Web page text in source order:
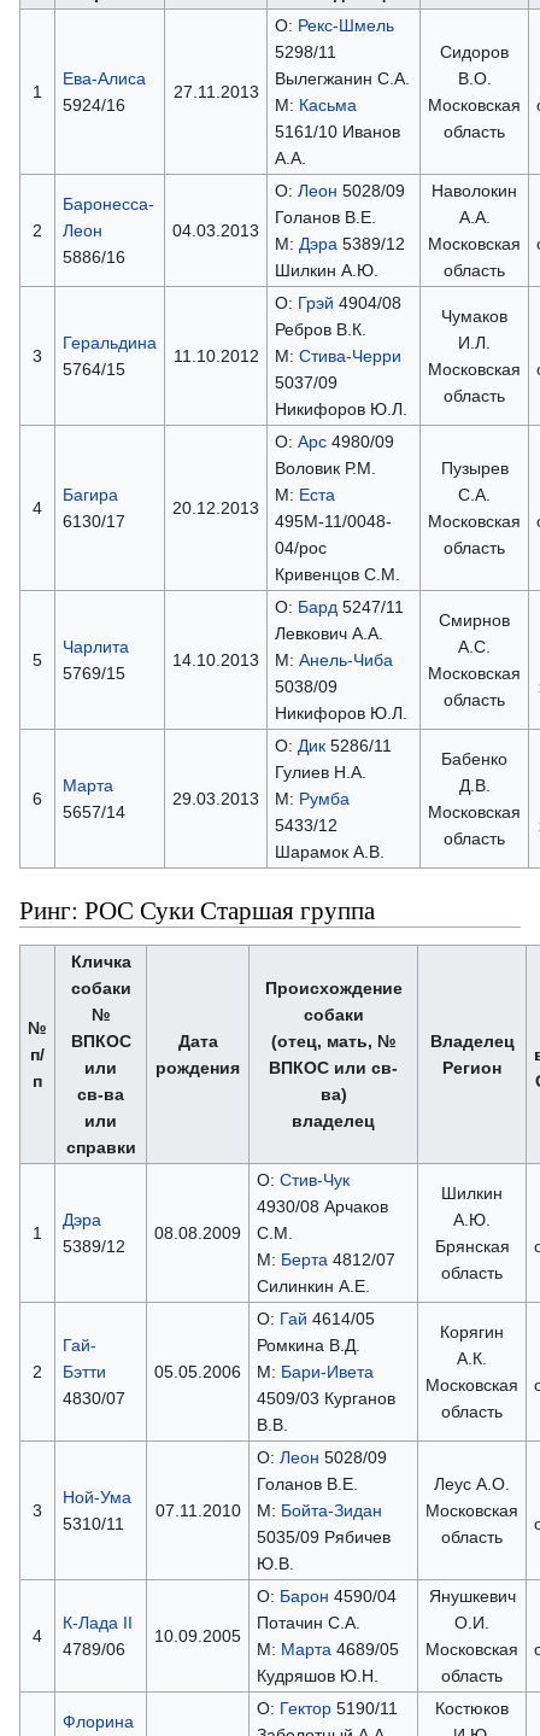
1
Ева-Алиса
5924/16
27.11.2013
О: Рекс-Шмель
5298/11
Вылегжанин С.А.
М: Касьма
5161/10 Иванов
А.А.
Сидоров
В.О.
Московская
область
2
Баронесса-
Леон
5886/16
04.03.2013
О: Леон 5028/09
Голанов В.Е.
М: Дэра 5389/12
Шилкин А.Ю.
Наволокин
А.А.
Московская
область
3
Геральдина
5764/15
11.10.2012
О: Грэй 4904/08
Ребров В.К.
М: Стива-Черри
5037/09
Никифоров Ю.Л.
Чумаков
И.Л.
Московская
область
4
Багира
6130/17
20.12.2013
О: Арс4980/09
Воловик Р.М.
М: Еста
495М-11/0048-
04/рос
Кривенцов С.М.
Пузырев
С.А.
Московская
область
5
Чарлита
5769/15
14.10.2013
О: Бард 5247/11
Левкович А.А.
М: Анель-Чиба
5038/09
Никифоров Ю.Л.
Смирнов
А.С.
Московская
область
6
Марта
5657/14
29.03.2013
О: Дик5286/11
Гулиев Н.А.
М: Румба
5433/12
Шарамок А.В.
Бабенко
Д.В.
Московская
область
Ринг: РОС Суки Старшая группа
№
п/
п
Кличка
собаки
№
ВПКОС
или
св-ва
или
справки
Дата
рождения
Происхождение
собаки
(отец, мать, №
ВПКОС или св-
ва)
владелец
Владелец
Регион
1
Дэра
5389/12
08.08.2009
О: Стив-Чук
4930/08 Арчаков
С.М.
М: Берта 4812/07
Силинкин А.Е.
Шилкин
А.Ю.
Брянская
область
2
Гай-
Бэтти
4830/07
05.05.2006
О: Гай 4614/05
Ромкина В.Д.
М: Бари-Ивета
4509/03 Курганов
В.В.
Корягин
А.К.
Московская
область
3
Ной-Ума
5310/11
07.11.2010
О: Леон 5028/09
Голанов В.Е.
М: Бойта-Зидан
5035/09 Рябичев
Ю.В.
Леус А.О.
Московская
область
4
К-Лада II
4789/06
10.09.2005
О: Барон 4590/04
Потачин С.А.
М: Марта 4689/05
Кудряшов Ю.Н.
Янушкевич
О.И.
Московская
область
Флорина
О: Гектор5190/11
Костюков